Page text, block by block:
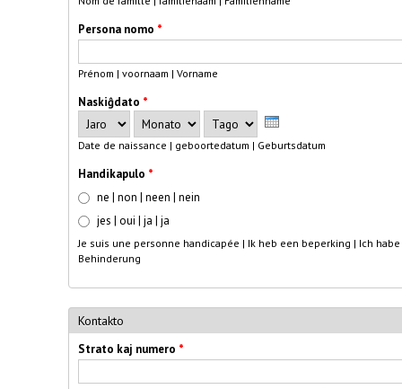
Persona nomo *
Prénom | voornaam | Vorname
Naskiĝdato *
Jaro
Monato Tago
Date de naissance | geboortedatum | Geburtsdatum
Handikapulo *
ne | non | neen | nein
jes | oui | ja | ja
Je suis une personne handicapée | Ik heb een beperking | Ich
Behinderung
Kontakto
Strato kaj numero *